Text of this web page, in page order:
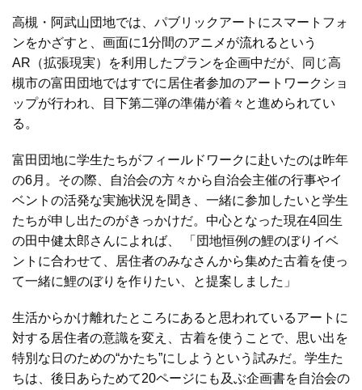
高槻・阿武山団地では、パブリックアートにスマートフォ
ンをかざすと、画面に1分間のアニメが流れるという
AR（拡張現実）を利用したプランを企画中だが、同じ高
槻市の富田団地ではすでに居住者参加のアートワークショ
ップが行われ、目下第二弾の準備が着々と進められてい
る。
富田団地に学生たちがフィールドワークに赴いたのは昨年
の6月。その際、自治会の方々から自治会主催の行事やイ
ベントの活発な実施状況を聞き、一緒に参加したいと学生
たちが申し出たのがきっかけだ。中心となった現在4回生
の田中健太郎さんによれば、 「団地恒例の鯉のぼりイベ
ントに合わせて、居住者のみなさんから集めた古着を使っ
て一緒に鯉のぼりを作りたい、と提案しました」
生活からかけ離れたところにあると思われているアートに
対する居住者の意識を変え、古着を使うことで、思い出を
特別な日のための“かたち”にしようという試みだ。学生た
ちは、後日あらためて20ページにも及ぶ企画書を自治会の